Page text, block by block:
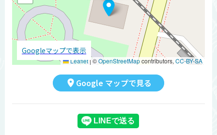
Leaflet| ©OpenStreetMapcontributors, CC-BY-SA
Googleマップで表示
Google マップで見る